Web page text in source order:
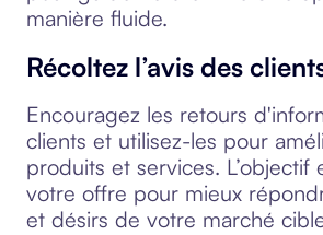
manière fluide.
Récoltez l’avis des
Encouragez les retours
clients et utilisez-les pour
produits et services. L’objectif
votre offre pour mieux
et désirs de votre marché